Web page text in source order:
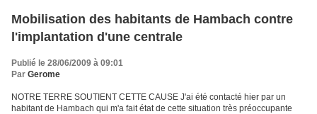
Mobilisation des habitants de Hambach contre
l'implantation d'une centrale
Publié le 28/06/2009 à 09:01
Par Gerome
NOTRE TERRE SOUTIENT CETTE CAUSE J'ai été contacté hier par un
habitant de Hambach qui m'a fait état de cette situation très préoccupante